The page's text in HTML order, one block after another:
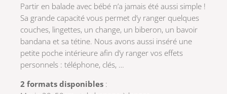
Partir en balade avec bébé n’a jamais été aussi simple !
Sa grande capacité vous permet d’y ranger quelques
couches, lingettes, un change, un biberon, un bavoir
bandana et sa tétine. Nous avons aussi inséré une
petite poche intérieure afin d’y ranger vos effets
personnels : téléphone, clés, …
2 formats disponibles :